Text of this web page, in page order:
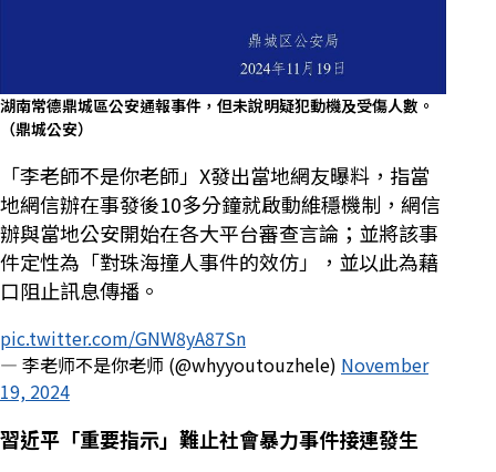
湖南常德鼎城區公安通報事件，但未說明疑犯動機及受傷人數。
（鼎城公安）
「李老師不是你老師」X發出當地網友曝料，指當
地網信辦在事發後10多分鐘就啟動維穩機制，網信
辦與當地公安開始在各大平台審查言論；並將該事
件定性為「對珠海撞人事件的效仿」，並以此為藉
口阻止訊息傳播。
pic.twitter.com/GNW8yA87Sn
— 李老师不是你老师 (@whyyoutouzhele) November
19, 2024
習近平「重要指示」難止社會暴力事件接連發生